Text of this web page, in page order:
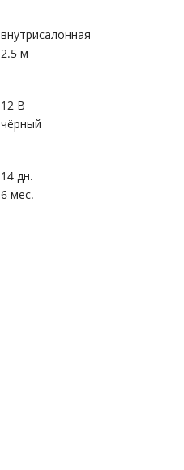
внутрисалонная
2.5м
12 В
чёрный
14 дн.
6 мес.